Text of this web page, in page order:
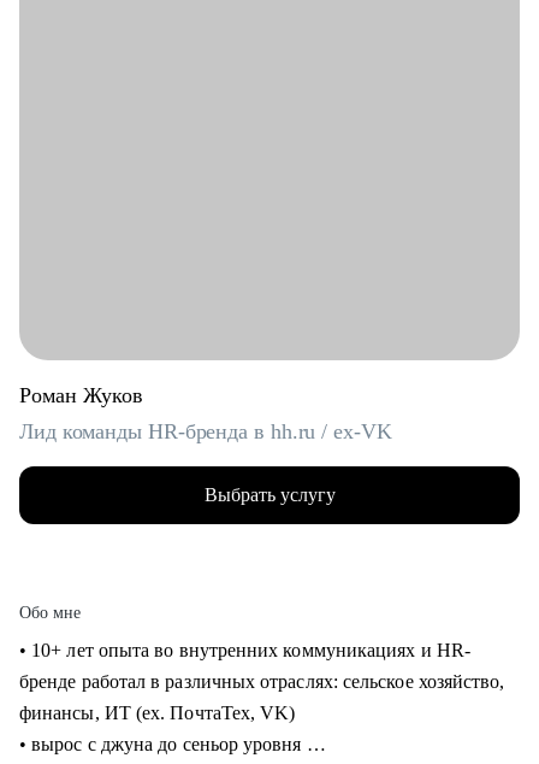
Роман Жуков
Лид команды HR-бренда в hh.ru / ex-VK
Выбрать услугу
Обо мне
• 10+ лет опыта во внутренних коммуникациях и HR-
бренде работал в различных отраслях: сельское хозяйство,
финансы, ИТ (ех. ПочтаТех, VK)
• вырос с джуна до сеньор уровня